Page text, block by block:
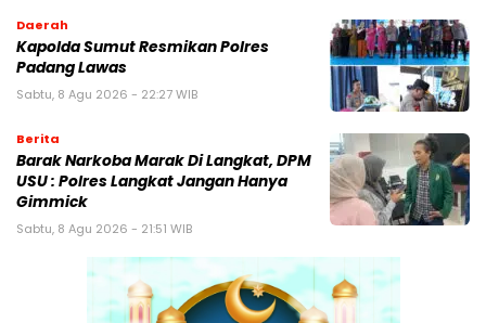
Daerah
Kapolda Sumut Resmikan Polres
Padang Lawas
Sabtu, 8 Agu 2026 - 22:27 WIB
Berita
Barak Narkoba Marak Di Langkat, DPM
USU : Polres Langkat Jangan Hanya
Gimmick
Sabtu, 8 Agu 2026 - 21:51 WIB